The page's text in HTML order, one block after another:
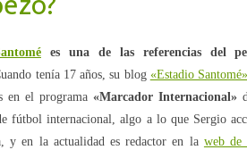
es una de las referencias del
tenía 17 años, su blog «Estadio Santomé»
en el programa«Marcador Internacional»
fútbol internacional, algo a lo que Sergio
y en la actualidad es redactor en la web de